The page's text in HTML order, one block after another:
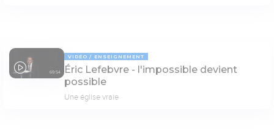
69:54
VIDÉO ENSEIGNEMENT
Éric Lefebvre - l'impossible devient
possible
Une église vraie